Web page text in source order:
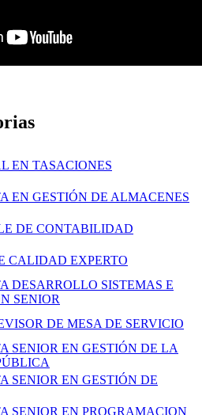
EN TASACIONES
EN GESTIÓN DE ALMACENES
DE CONTABILIDAD
CALIDAD EXPERTO
DESARROLLO SISTEMAS E
SENIOR
DE MESA DE SERVICIO
SENIOR EN GESTIÓN DE LA
SENIOR EN GESTIÓN DE
SENIOR EN PROGRAMACION